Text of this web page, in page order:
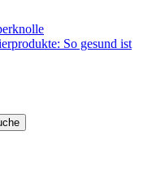
So gesund ist